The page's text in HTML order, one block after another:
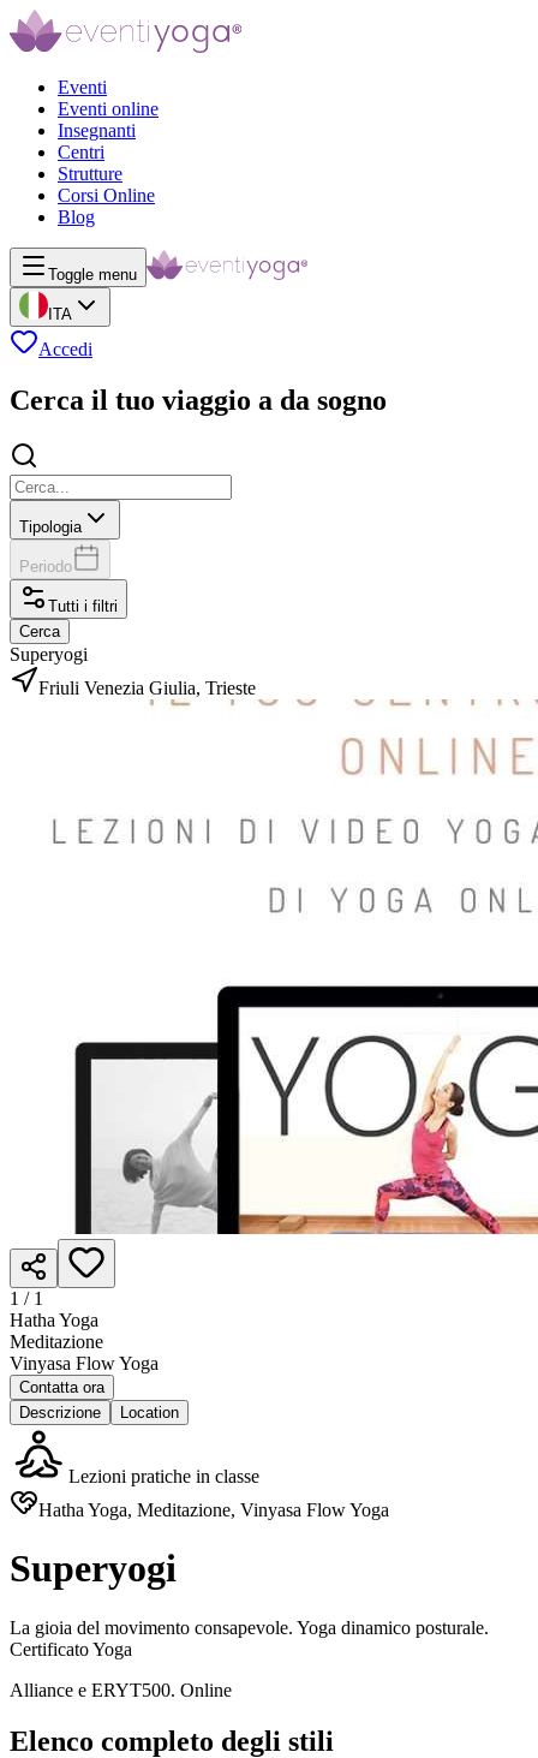
Eventi
Eventi online
Insegnanti
Centri
Strutture
Corsi Online
Blog
Toggle menu
ITA
Accedi
Cerca il tuo viaggio a da sogno
Tipologia
Periodo
Tutti i filtri
Cerca
Superyogi
Friuli Venezia Giulia, Trieste
1 / 1
Hatha Yoga
Meditazione
Vinyasa Flow Yoga
Contatta ora
Descrizione
Location
Lezioni pratiche in classe
Hatha Yoga, Meditazione, Vinyasa Flow Yoga
Superyogi
La gioia del movimento consapevole. Yoga dinamico posturale.
Certificato Yoga
Alliance e ERYT500. Online
Elenco completo degli stili